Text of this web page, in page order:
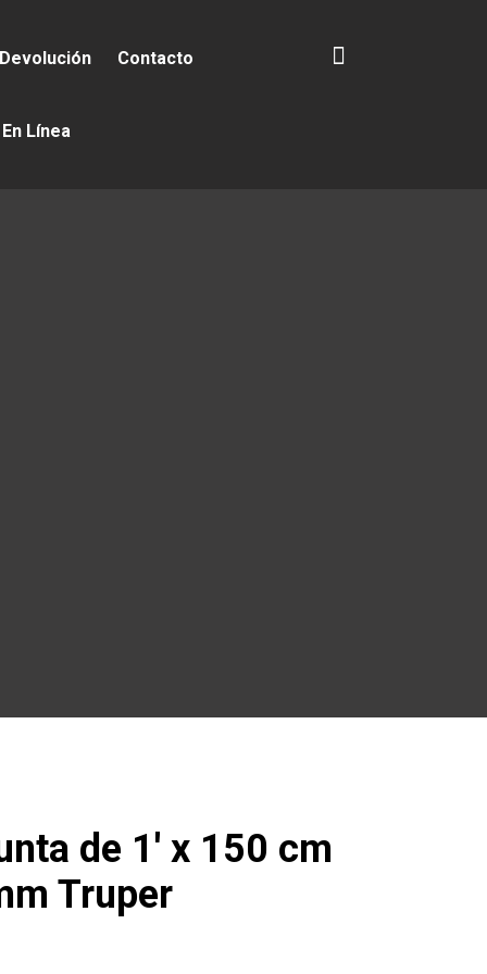
Contacto
Línea
de 1′ x 150 cm
Truper